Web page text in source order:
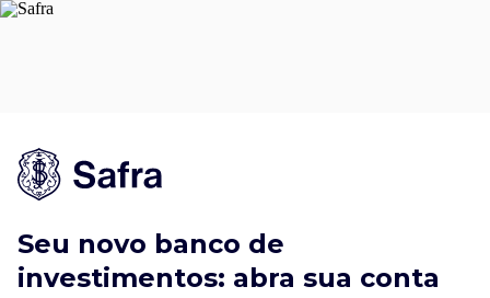
Seu novo banco de
investimentos: abra sua conta